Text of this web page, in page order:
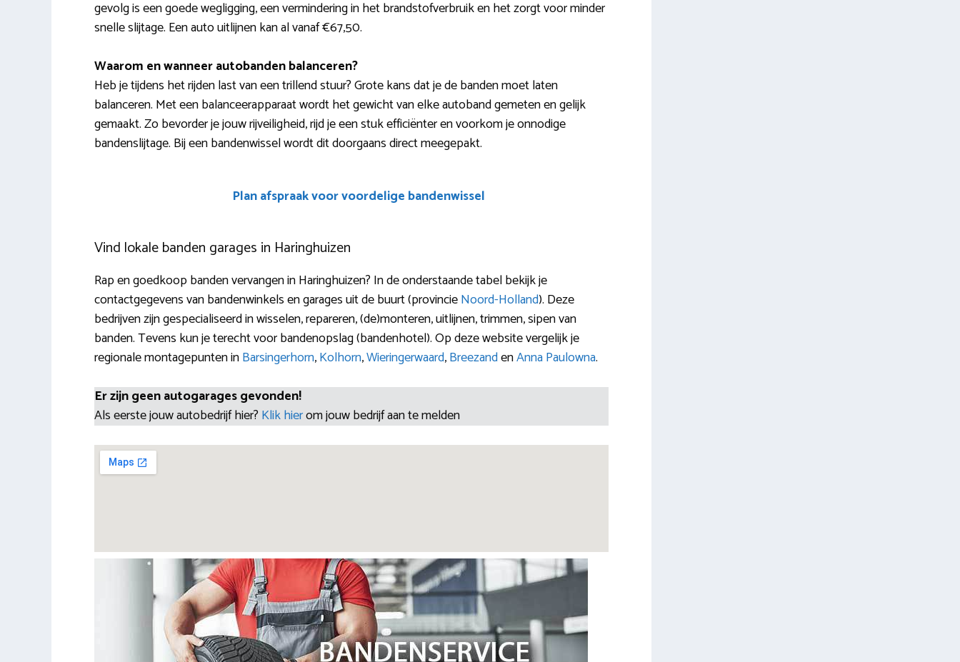
gevolg is een goede wegligging, een vermindering in het brandstofverbruik en het zorgt voor minder
snelle slijtage. Een auto uitlijnen kan al vanaf €67,50.
Waarom en wanneer autobanden balanceren?
Heb je tijdens het rijden last van een trillend stuur? Grote kans dat je de banden moet laten
balanceren. Met een balanceerapparaat wordt het gewicht van elke autoband gemeten en gelijk
gemaakt. Zo bevorder je jouw rijveiligheid, rijd je een stuk efficiënter en voorkom je onnodige
bandenslijtage. Bij een bandenwissel wordt dit doorgaans direct meegepakt.
Plan afspraak voor voordelige bandenwissel
Vind lokale banden garages in Haringhuizen
Rap en goedkoop banden vervangen in Haringhuizen? In de onderstaande tabel bekijk je
contactgegevens van bandenwinkels en garages uit de buurt (provincieNoord-Holland). Deze
bedrijven zijn gespecialiseerd in wisselen, repareren, (de)monteren, uitlijnen, trimmen, sipen van
banden. Tevens kun je terecht voor bandenopslag (bandenhotel). Op deze website vergelijk je
regionale montagepunten inBarsingerhorn,Kolhorn,Wieringerwaard,BreezandenAnna Paulowna.
Er zijn geen autogarages gevonden!
Als eerste jouw autobedrijf hier? Klik hierom jouw bedrijf aan te melden